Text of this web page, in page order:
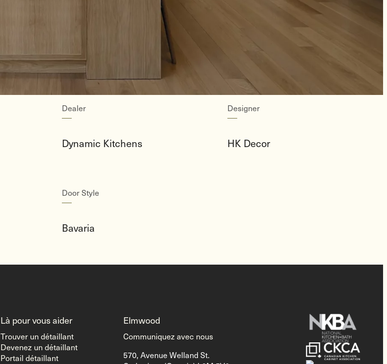
Dealer
Dynamic Kitchens
Designer
HK Decor
Door Style
Bavaria
Là pour vous aider
Trouver un détaillant
Devenez un détaillant
Portail détaillant
Elmwood
Communiquez avec nous
570, Avenue Welland St.